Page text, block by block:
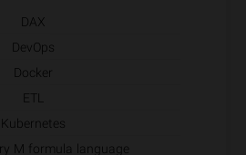
DAX
DevOps
Docker
ETL
Kubernetes
M formula language